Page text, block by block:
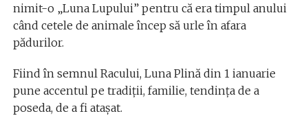
nimit-o „Luna Lupului” pentru că era timpul anului
când cetele de animale încep să urle în afara
pădurilor.
Fiind în semnul Racului, Luna Plină din 1 ianuarie
pune accentul pe tradiții, familie, tendința de a
poseda, de a fi atașat.